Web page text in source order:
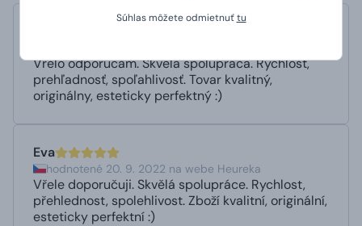
Súhlas môžete odmietnuťtu
Vrelo odporúčam. Skvelá spolupráca. Rýchlosť,
prehľadnosť, spoľahlivosť. Tovar kvalitný,
originálny, esteticky perfektný :)
Eva
hodnotené 20. 9. 2022 na webe Heureka
Vřele doporučuji. Skvělá spolupráce. Rychlost,
přehlednost, spolehlivost. Zboží kvalitní, originální,
esteticky perfektní :)